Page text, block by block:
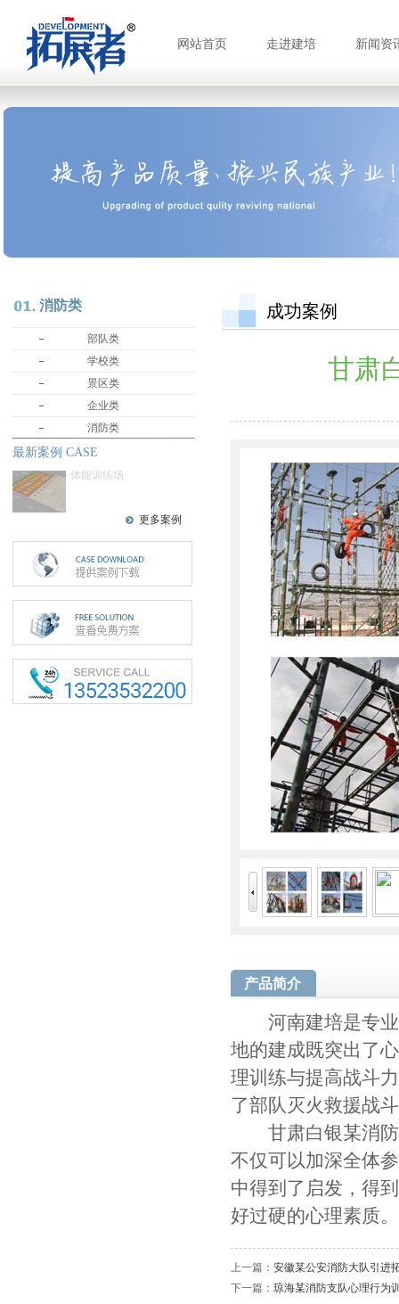
网站首页 走进建培 新闻资
消防类
部队类
学校类
景区类
企业类
消防类
最新案例 CASE
体能训练场
更多案例
成功案例
甘肃
产品简介
河南建培是专业
地的建成既突出了
理训练与提高战斗
了部队灭火救援战
甘肃白银某消防
不仅可以加深全体
中得到了启发，得
好过硬的心理素质。
上一篇： 安徽某公安消防大队引进
下一篇： 琼海某消防支队心理行为